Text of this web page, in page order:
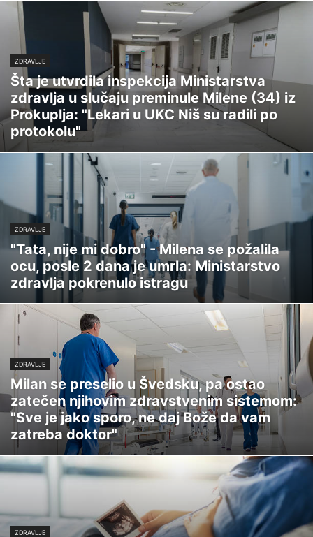
ZDRAVLJE
Šta je utvrdila inspekcija Ministarstva
zdravlja u slučaju preminule Milene (34) iz
Prokuplja: "Lekari u UKC Niš su radili po
protokolu"
ZDRAVLJE
"Tata, nije mi dobro" - Milena se požalila
ocu, posle 2 dana je umrla: Ministarstvo
zdravlja pokrenulo istragu
ZDRAVLJE
Milan se preselio u Švedsku, pa ostao
zatečen njihovim zdravstvenim sistemom:
"Sve je jako sporo, ne daj Bože da vam
zatreba doktor"
ZDRAVLJE